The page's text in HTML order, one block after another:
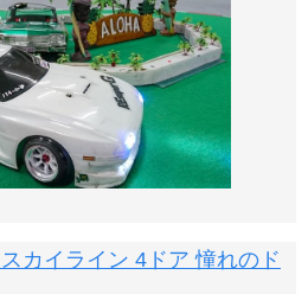
カイライン 4ドア 憧れのド